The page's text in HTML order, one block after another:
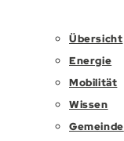
Übersicht
Energie
Mobilität
Wissen
Gemeinde